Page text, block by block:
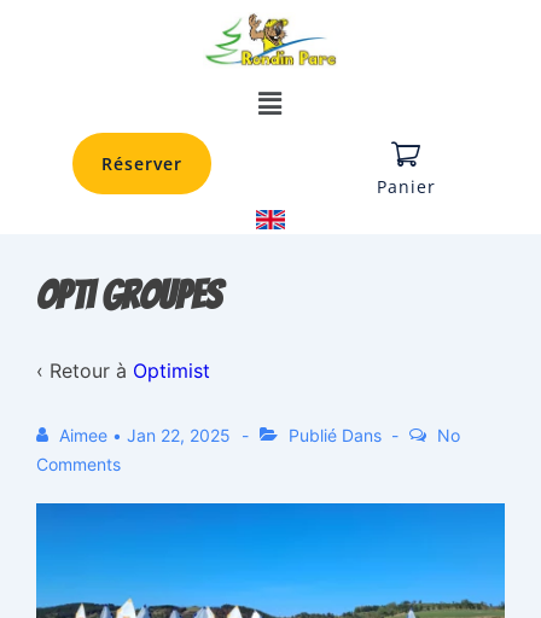
Réserver
Panier
Opti groupes
‹ Retour à Optimist
Aimee • Jan 22, 2025 Publié Dans
No
Comments